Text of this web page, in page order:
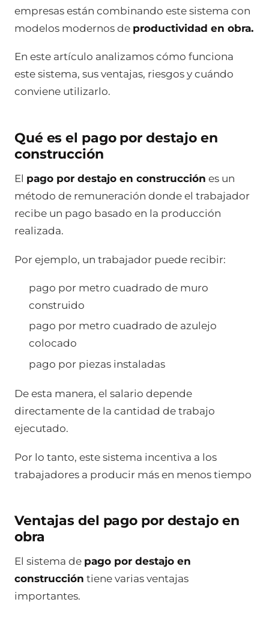
empresas están combinando este sistema con
modelos modernos de productividad en obra.
En este artículo analizamos cómo funciona
este sistema, sus ventajas, riesgos y cuándo
conviene utilizarlo.
Qué es el pago por destajo en
construcción
El pago por destajo en construcción es un
método de remuneración donde el trabajador
recibe un pago basado en la producción
realizada.
Por ejemplo, un trabajador puede recibir:
pago por metro cuadrado de muro
construido
pago por metro cuadrado de azulejo
colocado
pago por piezas instaladas
De esta manera, el salario depende
directamente de la cantidad de trabajo
ejecutado.
Por lo tanto, este sistema incentiva a los
trabajadores a producir más en menos tiempo
Ventajas del pago por destajo en
obra
El sistema de pago por destajo en
construcción tiene varias ventajas
importantes.